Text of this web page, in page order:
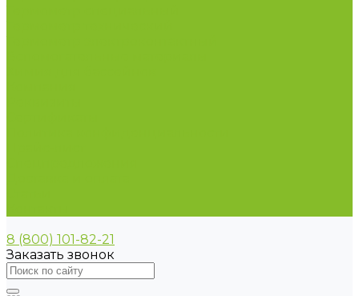
8 (800) 101-82-21
Заказать звонок